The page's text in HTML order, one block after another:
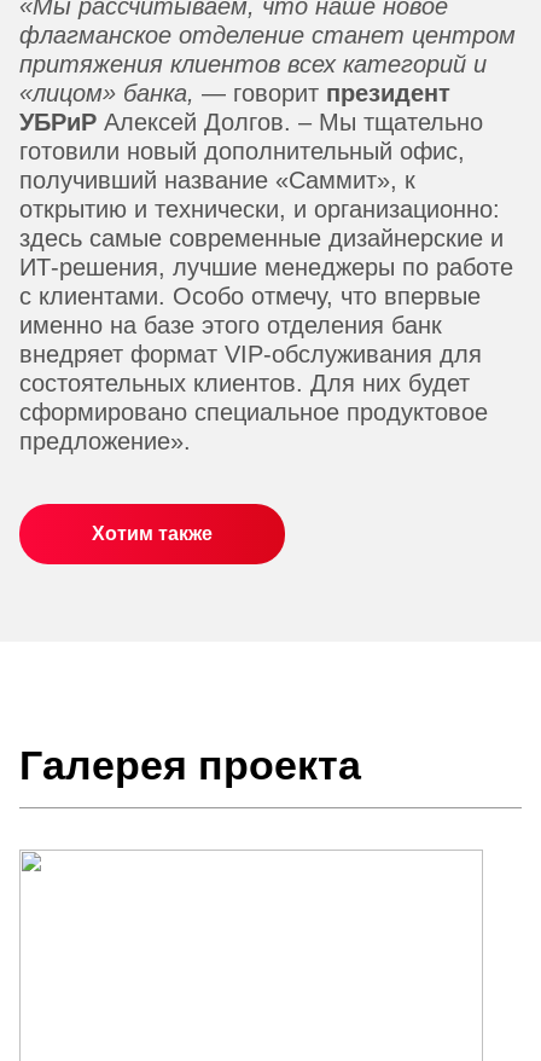
«Мы рассчитываем, что наше новое
флагманское отделение станет центром
притяжения клиентов всех категорий и
«лицом» банка, — говорит президент
УБРиР Алексей Долгов. – Мы тщательно
готовили новый дополнительный офис,
получивший название «Саммит», к
открытию и технически, и организационно:
здесь самые современные дизайнерские и
ИТ-решения, лучшие менеджеры по работе
с клиентами. Особо отмечу, что впервые
именно на базе этого отделения банк
внедряет формат VIP-обслуживания для
состоятельных клиентов. Для них будет
сформировано специальное продуктовое
предложение».
Хотим также
Галерея проекта